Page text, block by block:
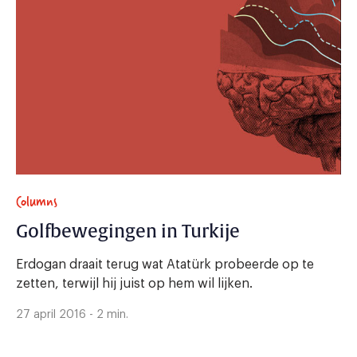
Columns
Golfbewegingen in Turkije
Erdogan draait terug wat Atatürk probeerde op te
zetten, terwijl hij juist op hem wil lijken.
27 april 2016 - 2 min.